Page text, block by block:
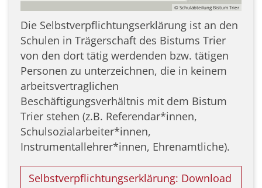
© Schulabteilung Bistum Trier
Die Selbstverpflichtungserklärung ist an den
Schulen in Trägerschaft des Bistums Trier
von den dort tätig werdenden bzw. tätigen
Personen zu unterzeichnen, die in keinem
arbeitsvertraglichen
Beschäftigungsverhältnis mit dem Bistum
Trier stehen (z.B. Referendar*innen,
Schulsozialarbeiter*innen,
Instrumentallehrer*innen, Ehrenamtliche).
Selbstverpflichtungserklärung: Download